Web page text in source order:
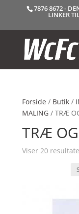
7876 8672 -
LINKER
Forside/ Butik/
MALING/ TRÆ
TRÆ
Viser 20